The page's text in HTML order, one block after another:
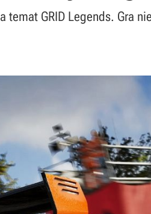
GRID Legends. Gra